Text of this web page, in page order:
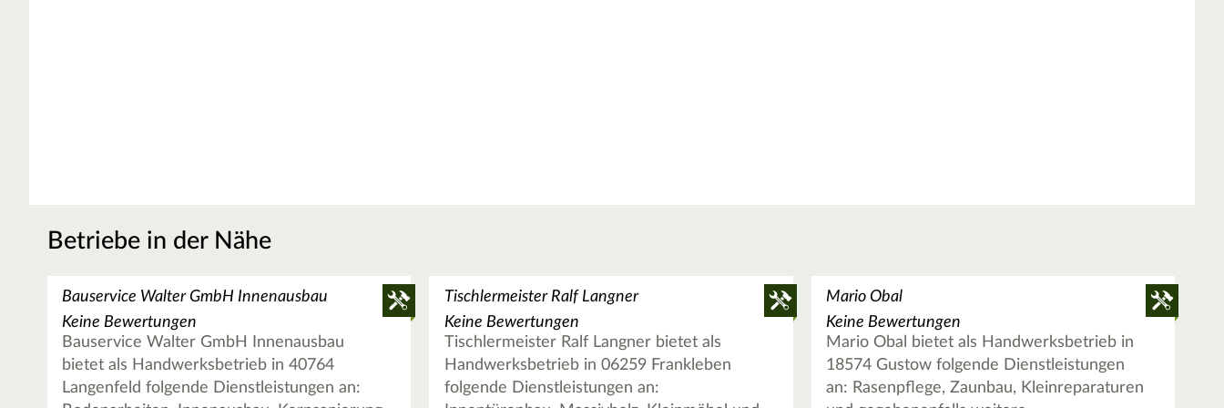
Betriebe in der Nähe
Bauservice Walter GmbH Innenausbau
Keine Bewertungen
Bauservice Walter GmbH Innenausbau
bietet als Handwerksbetrieb in 40764
Langenfeld folgende Dienstleistungen an:
Tischlermeister Ralf Langner
Keine Bewertungen
Tischlermeister Ralf Langner bietet als
Handwerksbetrieb in 06259 Frankleben
folgende Dienstleistungen an:
Mario Obal
Keine Bewertungen
Mario Obal bietet als Handwerksbetrieb in
18574 Gustow folgende Dienstleistungen
an: Rasenpflege, Zaunbau, Kleinreparaturen